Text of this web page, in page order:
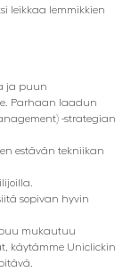
leikkaa lemmikkien
ja puun
Parhaan laadun
-strategian
estävän tekniikan
sopivan hyvin
mukautuu
käytämme Uniclickin